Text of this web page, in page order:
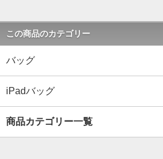
この商品のカテゴリー
バッグ
iPadバッグ
商品カテゴリー一覧